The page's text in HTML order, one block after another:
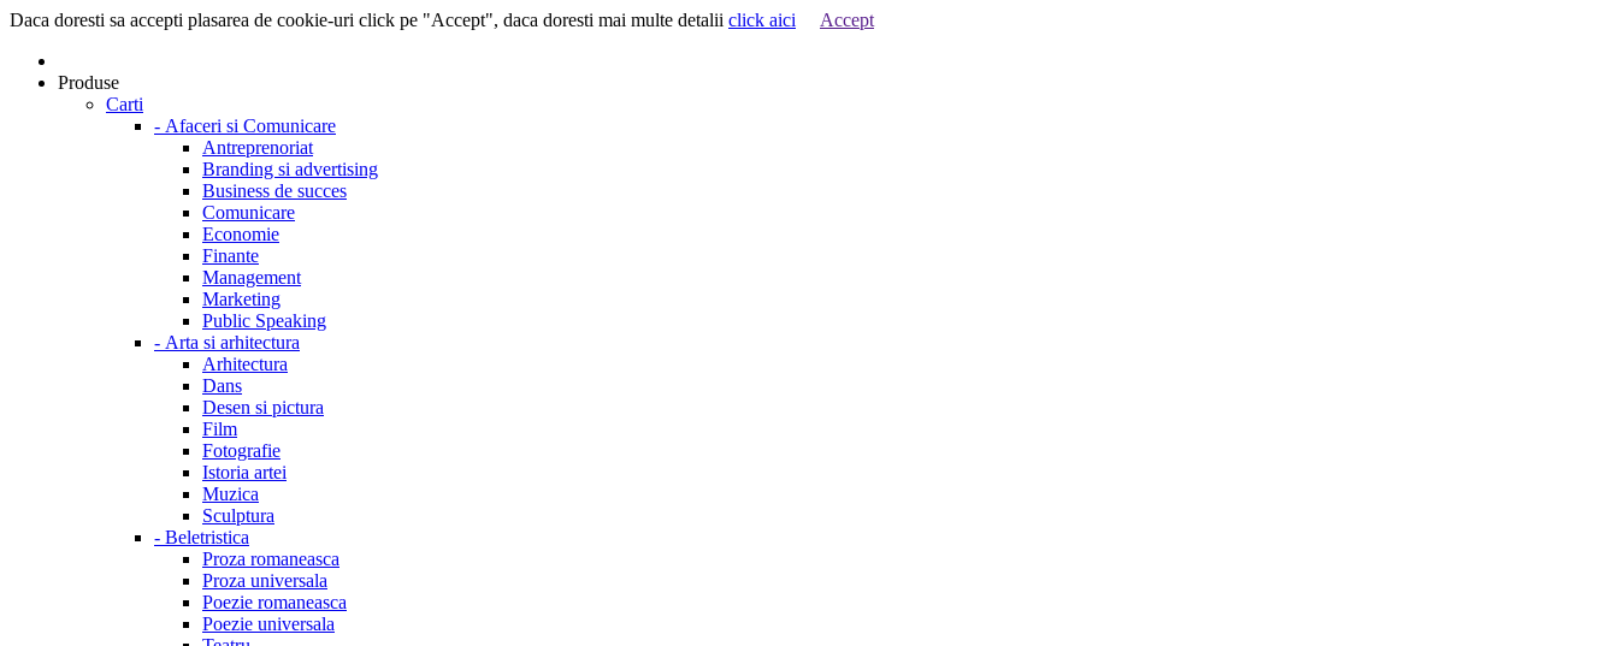
Daca doresti sa accepti plasarea de cookie-uri click pe "Accept", daca doresti mai multe detalii click aici Accept
Produse
Carti
- Afaceri si Comunicare
Antreprenoriat
Branding si advertising
Business de succes
Comunicare
Economie
Finante
Management
Marketing
Public Speaking
- Arta si arhitectura
Arhitectura
Dans
Desen si pictura
Film
Fotografie
Istoria artei
Muzica
Sculptura
- Beletristica
Proza romaneasca
Proza universala
Poezie romaneasca
Poezie universala